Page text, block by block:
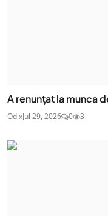
A renunțat la munca
OdixJul 29, 2026 0 3